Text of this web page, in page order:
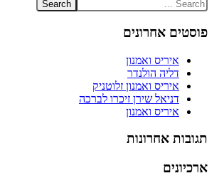
פוסטים אחרונים
איריס ואמנון
דליה הולנדר
איריס ואמנון זלוטניק
דניאל שירן זיכרו לברכה
איריס ואמנון
תגובות אחרונות
ארכיונים